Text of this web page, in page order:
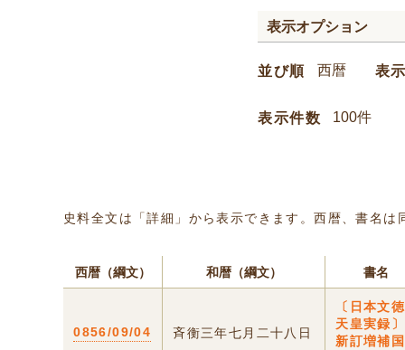
表示オプション
並び順 表
表示件数
史料全文は「詳細」から表示できます。西暦、書名
西暦（綱文） 和暦（綱文） 書名
0856/09/04 斉衡三年七月二十八日
〔日本文徳
天皇実録
新訂増補国